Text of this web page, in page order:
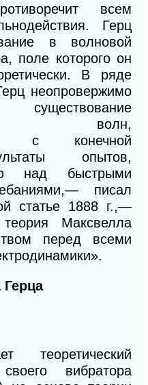
всем
Герц
в волновой
поле которого он
В ряде
неопровержимо
волн,
с конечной
опытов,
над быстрыми
писал
статье 1888 г.,—
Максвелла
перед всеми
теоретический
вибратора